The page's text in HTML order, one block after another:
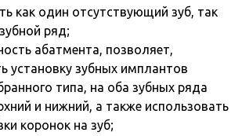
как один отсутствующий зуб, так
ряд;
абатмента, позволяет,
установку зубных имплантов
типа, на оба зубных ряда
и нижний, а также использовать
коронок на зуб;